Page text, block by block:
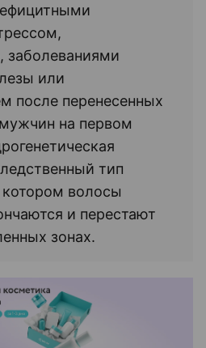
заболеваниями
или
после перенесенных
на первом
тип
волосы
и перестают
зонах.